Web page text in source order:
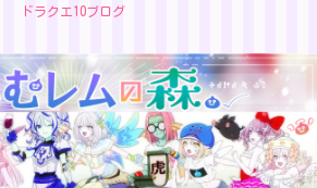
ドラクエ10ブログ